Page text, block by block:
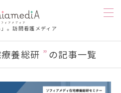
」。訪問看護メディア
養総研 の記事一覧